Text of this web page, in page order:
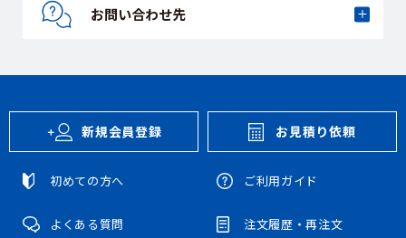
お問い合わせ先
新規会員登録 お見積り依頼
初めての方へ ご利用ガイド
よくある質問 注文履歴・再注文